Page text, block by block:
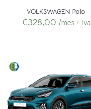
VOLKSWAGEN Polo
€328,00 /mes + iva